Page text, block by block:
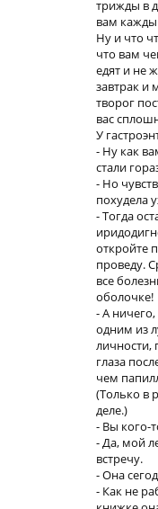
трижды в
вам
Ну и что
что вам
едят и не
завтрак и
творог
вас
У
- Ну как
стали
- Но
похудела
- Тогда
откройте
проведу.
все
оболочке!
- А ничего,
одним из
личности,
глаза
чем
(Только в
деле.)
- Вы кого-
- Да, мой
встречу.
- Она
- Как не